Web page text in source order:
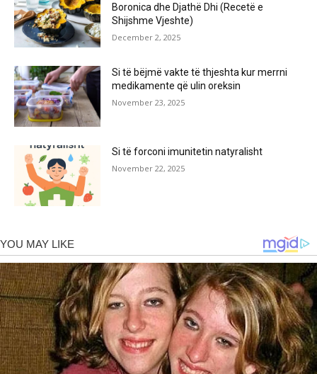
Boronica dhe Djathë Dhi (Recetë e
Shijshme Vjeshte)
December 2, 2025
Si të bëjmë vakte të thjeshta kur merrni
medikamente që ulin oreksin
November 23, 2025
Si të forconi imunitetin natyralisht
November 22, 2025